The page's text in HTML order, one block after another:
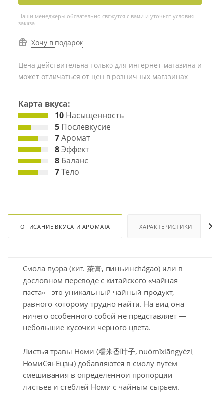
Наши менеджеры обязательно свяжутся с вами и уточнят условия
заказа
Хочу в подарок
Цена действительна только для интернет-магазина и
может отличаться от цен в розничных магазинах
Карта вкуса:
10 Насыщенность
5 Послевкусие
7Аромат
8Эффект
8 Баланс
7Тело
ОПИСАНИЕ ВКУСА И АРОМАТА ХАРАКТЕРИСТИКИ
Смола пуэра (кит. 茶膏, пиньинchágāo) или в
дословном переводе с китайского «чайная
паста» - это уникальный чайный продукт,
равного которому трудно найти. На вид она
ничего особенного собой не представляет —
небольшие кусочки черного цвета.
Листья травы Номи (糯米香叶子, nuòmǐxiāngyèzi,
НомиСянЕцзы) добавляются в смолу путем
смешивания в определенной пропорции
листьев и стеблей Номи с чайным сырьем.